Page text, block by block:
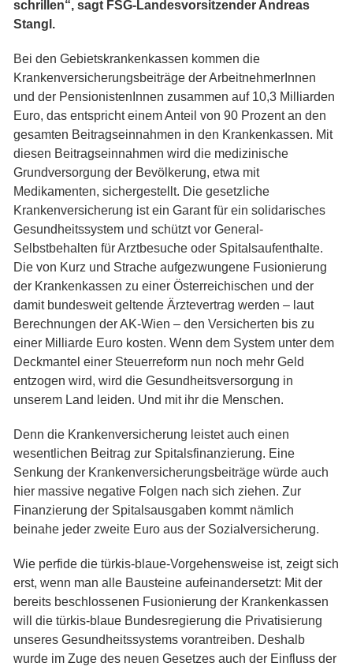
schrillen“, sagt FSG-Landesvorsitzender Andreas
Stangl.
Bei den Gebietskrankenkassen kommen die
Krankenversicherungsbeiträge der ArbeitnehmerInnen
und der PensionistenInnen zusammen auf 10,3 Milliarden
Euro, das entspricht einem Anteil von 90 Prozent an den
gesamten Beitragseinnahmen in den Krankenkassen. Mit
diesen Beitragseinnahmen wird die medizinische
Grundversorgung der Bevölkerung, etwa mit
Medikamenten, sichergestellt. Die gesetzliche
Krankenversicherung ist ein Garant für ein solidarisches
Gesundheitssystem und schützt vor General-
Selbstbehalten für Arztbesuche oder Spitalsaufenthalte.
Die von Kurz und Strache aufgezwungene Fusionierung
der Krankenkassen zu einer Österreichischen und der
damit bundesweit geltende Ärztevertrag werden – laut
Berechnungen der AK-Wien – den Versicherten bis zu
einer Milliarde Euro kosten. Wenn dem System unter dem
Deckmantel einer Steuerreform nun noch mehr Geld
entzogen wird, wird die Gesundheitsversorgung in
unserem Land leiden. Und mit ihr die Menschen.
Denn die Krankenversicherung leistet auch einen
wesentlichen Beitrag zur Spitalsfinanzierung. Eine
Senkung der Krankenversicherungsbeiträge würde auch
hier massive negative Folgen nach sich ziehen. Zur
Finanzierung der Spitalsausgaben kommt nämlich
beinahe jeder zweite Euro aus der Sozialversicherung.
Wie perfide die türkis-blaue-Vorgehensweise ist, zeigt sich
erst, wenn man alle Bausteine aufeinandersetzt: Mit der
bereits beschlossenen Fusionierung der Krankenkassen
will die türkis-blaue Bundesregierung die Privatisierung
unseres Gesundheitssystems vorantreiben. Deshalb
wurde im Zuge des neuen Gesetzes auch der Einfluss der